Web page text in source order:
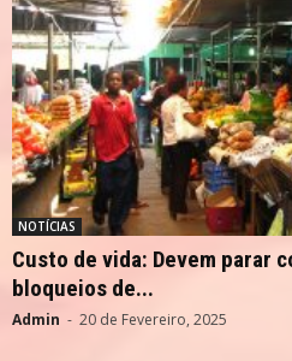
NOTÍCIAS
Custo de vida: Devem parar
bloqueios de...
Admin - 20 de Fevereiro, 2025